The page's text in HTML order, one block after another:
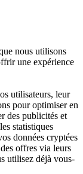
nous utilisons
une expérience
utilisateurs, leur
pour optimiser en
des publicités et
statistiques
données cryptées
offres via leurs
utilisez déjà vous-